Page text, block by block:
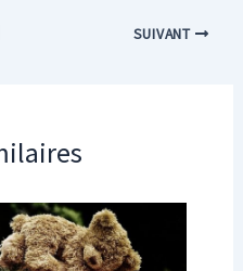
SUIVANT